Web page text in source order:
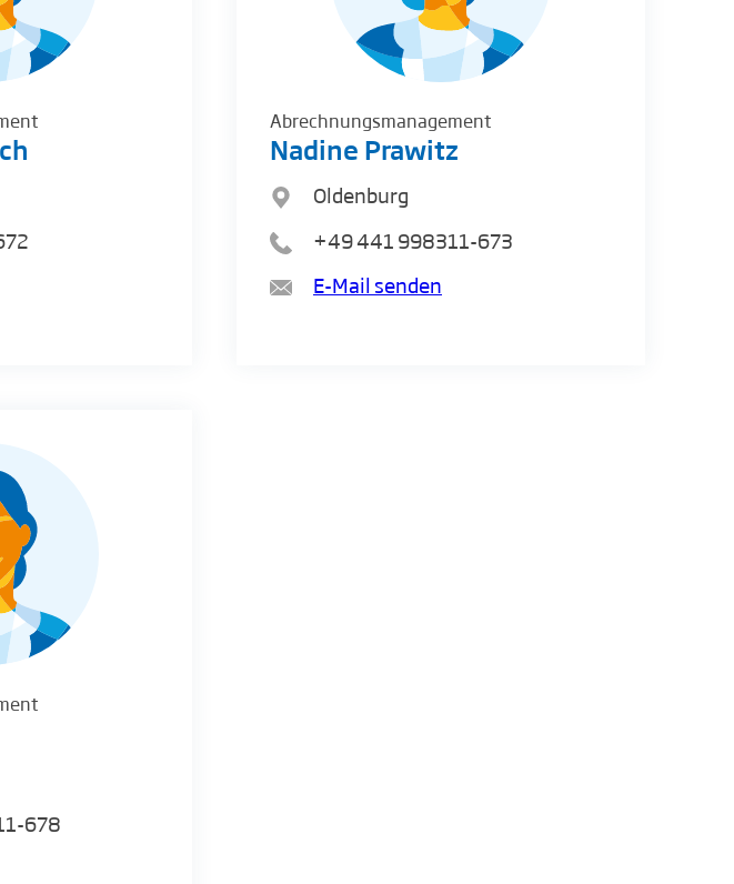
Abrechnungsmanagement
Nadine Prawitz
Oldenburg
+49 441 998311-673
E-Mail senden
678